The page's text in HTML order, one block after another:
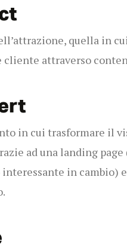
quella in
cliente attraverso
in cui trasformare il
ad una landing
interessante in cambio)